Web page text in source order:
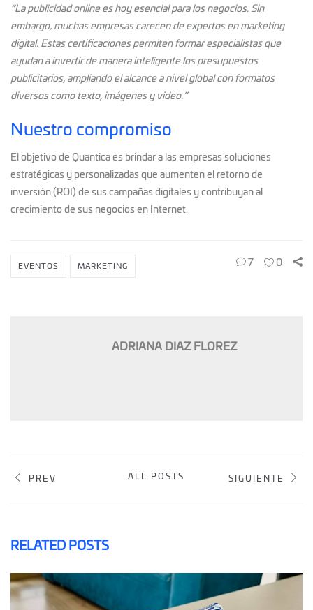
“La publicidad online es hoy esencial para los negocios. Sin
embargo, muchas empresas carecen de expertos en marketing
digital. Estas certificaciones permiten formar especialistas que
ayudan a invertir de manera inteligente los presupuestos
publicitarios, ampliando el alcance a nivel global con formatos
diversos como texto, imágenes y video.”
Nuestro compromiso
El objetivo de Quantica es brindar a las empresas soluciones
estratégicas y personalizadas que aumenten el retorno de
inversión (ROI) de sus campañas digitales y contribuyan al
crecimiento de sus negocios en Internet.
EVENTOS MARKETING 7 0
ADRIANA DIAZ FLOREZ
PREV ALL POSTS SIGUIENTE
RELATED POSTS